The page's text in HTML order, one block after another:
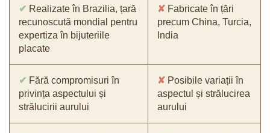
✔ Realizate în Brazilia, țară
recunoscută mondial pentru
expertiza în bijuteriile
placate
✘ Fabricate în țări
precum China, Turcia,
India
✔ Fără compromisuri în
privința aspectului și
strălucirii aurului
✘ Posibile variații în
aspectul și strălucirea
aurului